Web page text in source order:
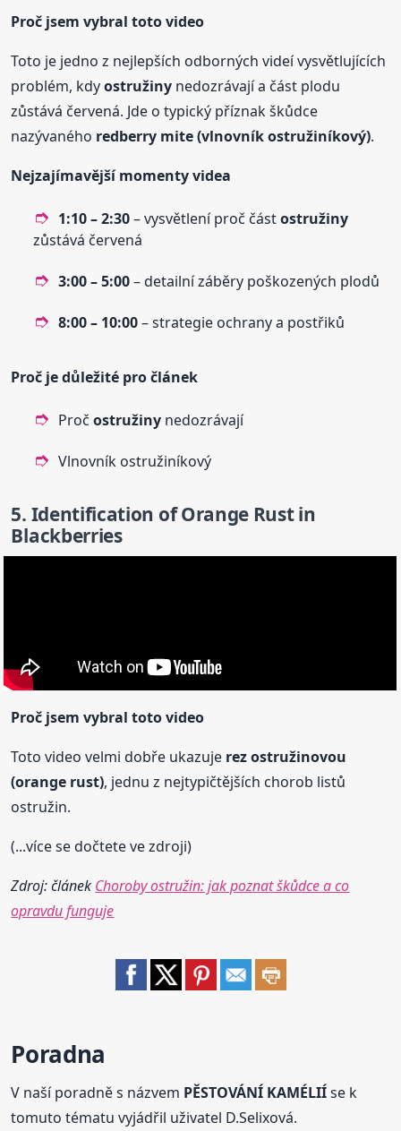
Proč jsem vybral toto video
Toto je jedno z nejlepších odborných videí vysvětlujících
problém, kdyostružiny nedozrávají a část plodu
zůstává červená. Jde o typický příznak škůdce
nazývaného redberry mite (vlnovník ostružiníkový).
Nejzajímavější momenty videa
1:10 – 2:30– vysvětlení proč částostružiny
zůstává červená
3:00 – 5:00– detailní záběry poškozených plodů
8:00 – 10:00– strategie ochrany a postřiků
Proč je důležité pro článek
Pročostružiny nedozrávají
Vlnovník ostružiníkový
5. Identification of Orange Rust in
Blackberries
Proč jsem vybral toto video
Toto video velmi dobře ukazuje rez ostružinovou
(orange rust), jednu z nejtypičtějších chorob listů
ostružin.
(...více se dočtete ve zdroji)
Zdroj: článek Choroby ostružin: jak poznat škůdce a co
opravdu funguje
Poradna
V naší poradně s názvem PĚSTOVÁNÍ KAMÉLIÍse k
tomuto tématu vyjádřil uživatel D.Selixová.